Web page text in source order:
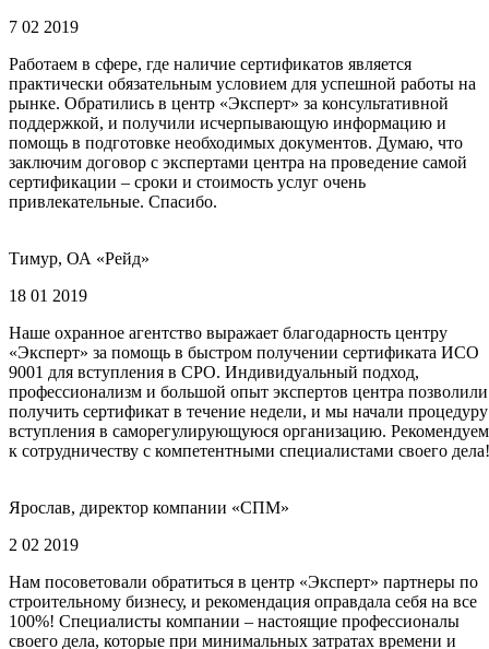
7 02 2019
Работаем в сфере, где наличие сертификатов является
практически обязательным условием для успешной работы на
рынке. Обратились в центр «Эксперт» за консультативной
поддержкой, и получили исчерпывающую информацию и
помощь в подготовке необходимых документов. Думаю, что
заключим договор с экспертами центра на проведение самой
сертификации – сроки и стоимость услуг очень
привлекательные. Спасибо.
Тимур, ОА «Рейд»
18 01 2019
Наше охранное агентство выражает благодарность центру
«Эксперт» за помощь в быстром получении сертификата ИСО
9001 для вступления в СРО. Индивидуальный подход,
профессионализм и большой опыт экспертов центра позволили
получить сертификат в течение недели, и мы начали процедуру
вступления в саморегулирующуюся организацию. Рекомендуем
к сотрудничеству с компетентными специалистами своего дела!
Ярослав, директор компании «СПМ»
2 02 2019
Нам посоветовали обратиться в центр «Эксперт» партнеры по
строительному бизнесу, и рекомендация оправдала себя на все
100%! Специалисты компании – настоящие профессионалы
своего дела, которые при минимальных затратах времени и